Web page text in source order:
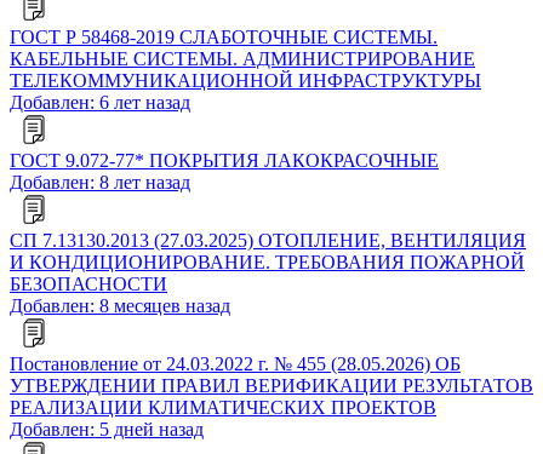
ГОСТ Р 58468-2019 СЛАБОТОЧНЫЕ СИСТЕМЫ.
КАБЕЛЬНЫЕ СИСТЕМЫ. АДМИНИСТРИРОВАНИЕ
ТЕЛЕКОММУНИКАЦИОННОЙ ИНФРАСТРУКТУРЫ
Добавлен: 6 лет назад
ГОСТ 9.072-77* ПОКРЫТИЯ ЛАКОКРАСОЧНЫЕ
Добавлен: 8 лет назад
СП 7.13130.2013 (27.03.2025) ОТОПЛЕНИЕ, ВЕНТИЛЯЦИЯ
И КОНДИЦИОНИРОВАНИЕ. ТРЕБОВАНИЯ ПОЖАРНОЙ
БЕЗОПАСНОСТИ
Добавлен: 8 месяцев назад
Постановление от 24.03.2022 г. № 455 (28.05.2026) ОБ
УТВЕРЖДЕНИИ ПРАВИЛ ВЕРИФИКАЦИИ РЕЗУЛЬТАТОВ
РЕАЛИЗАЦИИ КЛИМАТИЧЕСКИХ ПРОЕКТОВ
Добавлен: 5 дней назад